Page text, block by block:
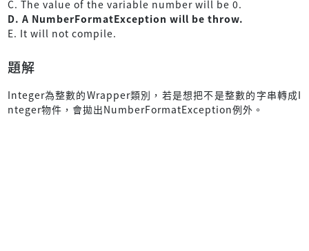
C. The value of the variable number will be 0.
D. A NumberFormatException will be throw.
E. It will not compile.
題解
Integer為整數的Wrapper類別，若是想把不是整數的字串轉成I
nteger物件，會拋出NumberFormatException例外。